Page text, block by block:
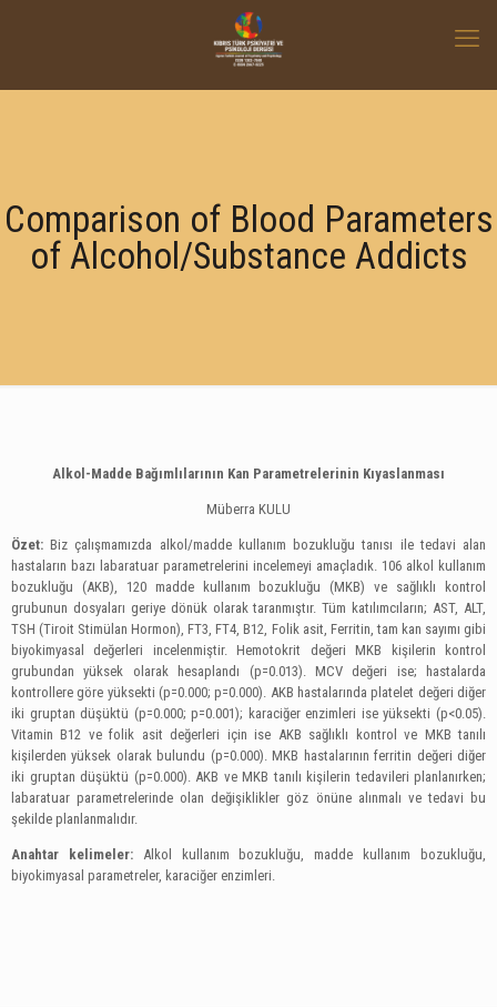
Comparison of Blood Parameters
of Alcohol/Substance Addicts
Alkol-Madde Bağımlılarının Kan Parametrelerinin Kıyaslanması
Müberra KULU
Özet: Biz çalışmamızda alkol/madde kullanım bozukluğu tanısı ile tedavi alan
hastaların bazı labaratuar parametrelerini incelemeyi amaçladık. 106 alkol kullanım
bozukluğu (AKB), 120 madde kullanım bozukluğu (MKB) ve sağlıklı kontrol
grubunun dosyaları geriye dönük olarak taranmıştır. Tüm katılımcıların; AST, ALT,
TSH (Tiroit Stimülan Hormon), FT3, FT4, B12, Folik asit, Ferritin, tam kan sayımı gibi
biyokimyasal değerleri incelenmiştir. Hemotokrit değeri MKB kişilerin kontrol
grubundan yüksek olarak hesaplandı (p=0.013). MCV değeri ise; hastalarda
kontrollere göre yüksekti (p=0.000; p=0.000). AKB hastalarında platelet değeri diğer
iki gruptan düşüktü (p=0.000; p=0.001); karaciğer enzimleri ise yüksekti (p<0.05).
Vitamin B12 ve folik asit değerleri için ise AKB sağlıklı kontrol ve MKB tanılı
kişilerden yüksek olarak bulundu (p=0.000). MKB hastalarının ferritin değeri diğer
iki gruptan düşüktü (p=0.000). AKB ve MKB tanılı kişilerin tedavileri planlanırken;
labaratuar parametrelerinde olan değişiklikler göz önüne alınmalı ve tedavi bu
şekilde planlanmalıdır.
Anahtar kelimeler:
Alkol kullanım bozukluğu, madde kullanım bozukluğu,
biyokimyasal parametreler, karaciğer enzimleri.